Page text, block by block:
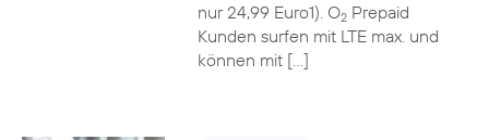
nur 24,99 Euro1). O2Prepaid
Kunden surfen mit LTE max. und
können mit […]